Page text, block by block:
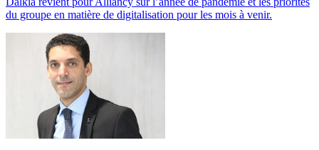
du groupe en matière de digitalisation pour les mois à venir.